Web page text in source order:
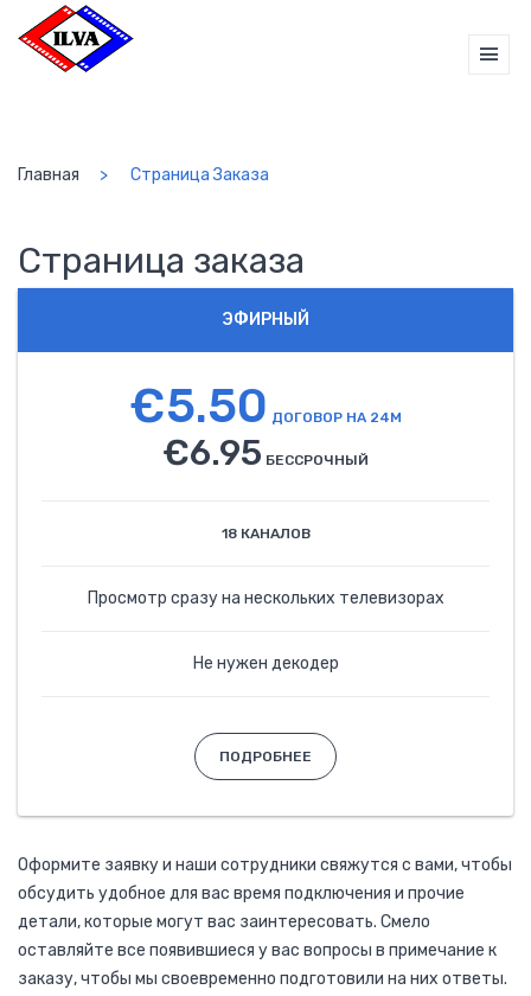
Главная Страница Заказа
Страница заказа
ЭФИРНЫЙ
€5.50 ДОГОВОР НА 24М
€6.95 БЕССРОЧНЫЙ
18 КАНАЛОВ
Просмотр сразу на нескольких телевизорах
Не нужен декодер
ПОДРОБНЕЕ
Оформите заявку и наши сотрудники свяжутся с вами, чтобы
обсудить удобное для вас время подключения и прочие
детали, которые могут вас заинтересовать. Смело
оставляйте все появившиеся у вас вопросы в примечание к
заказу, чтобы мы своевременно подготовили на них ответы.